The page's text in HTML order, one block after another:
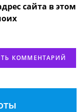
сайта в этом